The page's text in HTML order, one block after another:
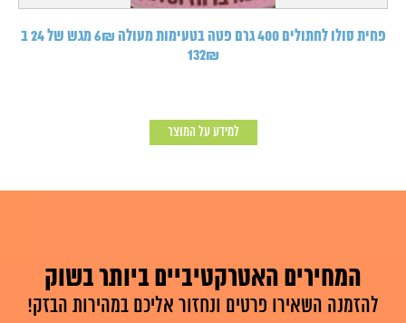
פחית סולו לחתולים 400 גרם פטה בטעימות מעולה 6₪ מגש של 24 ב
132₪
למידע על המוצר
המחירים האטרקטיביים ביותר בשוק
להזמנה השאירו פרטים ונחזור אליכם במהירות הבזק!